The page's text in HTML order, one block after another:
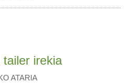
irekia
ATARIA